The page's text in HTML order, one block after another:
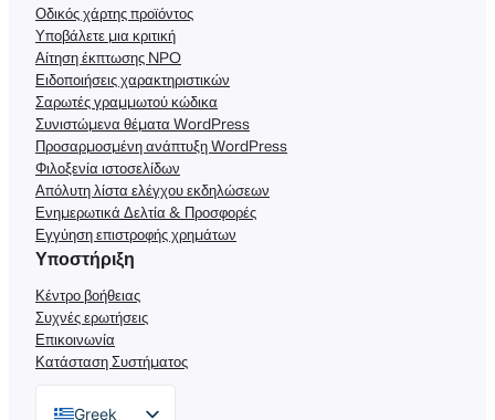
Οδικός χάρτης προϊόντος
Υποβάλετε μια κριτική
Αίτηση έκπτωσης NPO
Ειδοποιήσεις χαρακτηριστικών
Σαρωτές γραμμωτού κώδικα
Συνιστώμενα θέματα WordPress
Προσαρμοσμένη ανάπτυξη WordPress
Φιλοξενία ιστοσελίδων
Απόλυτη λίστα ελέγχου εκδηλώσεων
Ενημερωτικά Δελτία & Προσφορές
Εγγύηση επιστροφής χρημάτων
Υποστήριξη
Κέντρο βοήθειας
Συχνές ερωτήσεις
Επικοινωνία
Κατάσταση Συστήματος
Greek